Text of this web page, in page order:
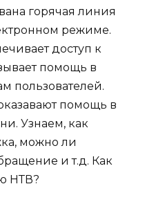
горячая линия
режиме.
доступ к
помощь в
пользователей.
помощь в
Узнаем, как
можно ли
и т.д. Как
НТВ?